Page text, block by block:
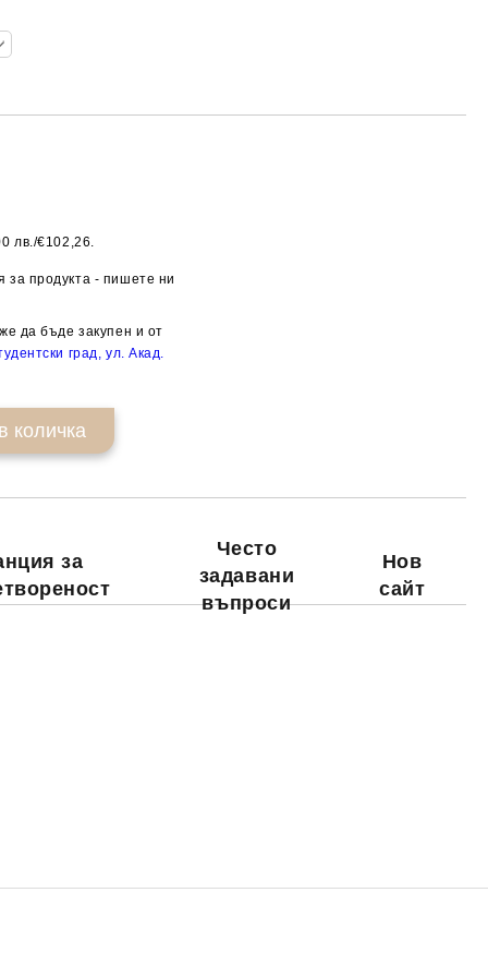
лв./€102,26.
продукта - пишете ни
да бъде закупен и от
град, ул. Акад.
за
Често
задавани
въпроси
Нов
сайт